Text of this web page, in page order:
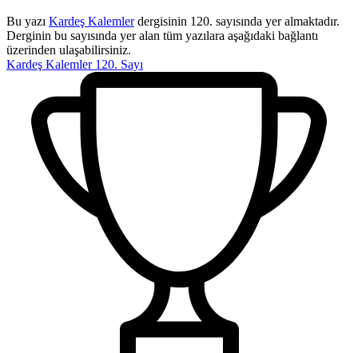
Bu yazı Kardeş Kalemlerdergisinin 120. sayısında yer almaktadır.
Derginin bu sayısında yer alan tüm yazılara aşağıdaki bağlantı
üzerinden ulaşabilirsiniz.
Kardeş Kalemler 120. Sayı